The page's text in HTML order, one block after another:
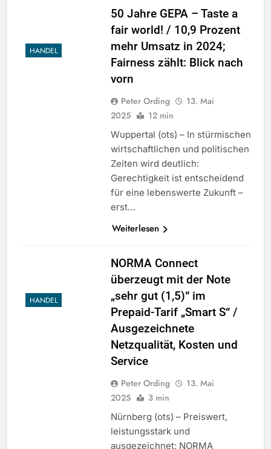
HANDEL
50 Jahre GEPA – Taste a
fair world! / 10,9 Prozent
mehr Umsatz in 2024;
Fairness zählt: Blick nach
vorn
Peter Ording
13. Mai
2025
12 min
Wuppertal (ots) – In stürmischen
wirtschaftlichen und politischen
Zeiten wird deutlich:
Gerechtigkeit ist entscheidend
für eine lebenswerte Zukunft –
erst…
Weiterlesen
HANDEL
NORMA Connect
überzeugt mit der Note
„sehr gut (1,5)“ im
Prepaid-Tarif „Smart S“ /
Ausgezeichnete
Netzqualität, Kosten und
Service
Peter Ording
13. Mai
2025
3 min
Nürnberg (ots) – Preiswert,
leistungsstark und
ausgezeichnet: NORMA